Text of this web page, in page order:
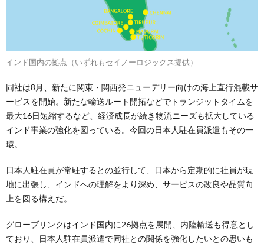
インド国内の拠点（いずれもセイノーロジックス提供）
同社は8月、新たに関東・関西発ニューデリー向けの海上直行混載サ
ービスを開始。新たな輸送ルート開拓などでトランジットタイムを
最大16日短縮するなど、経済成長が続き物流ニーズも拡大している
インド事業の強化を図っている。今回の日本人駐在員派遣もその一
環。
日本人駐在員が常駐するとの並行して、日本から定期的に社員が現
地に出張し、インドへの理解をより深め、サービスの改良や品質向
上を図る構えだ。
グローブリンクはインド国内に26拠点を展開、内陸輸送も得意とし
ており、日本人駐在員派遣で同社との関係を強化したいとの思いも